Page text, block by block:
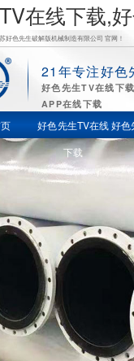
在线下载,
好色先生破解版机械制造有限公司 官网！
,
21年专注好色
好色先生TV在线下
APP在线下载
好色先生TV在线
下载
好色